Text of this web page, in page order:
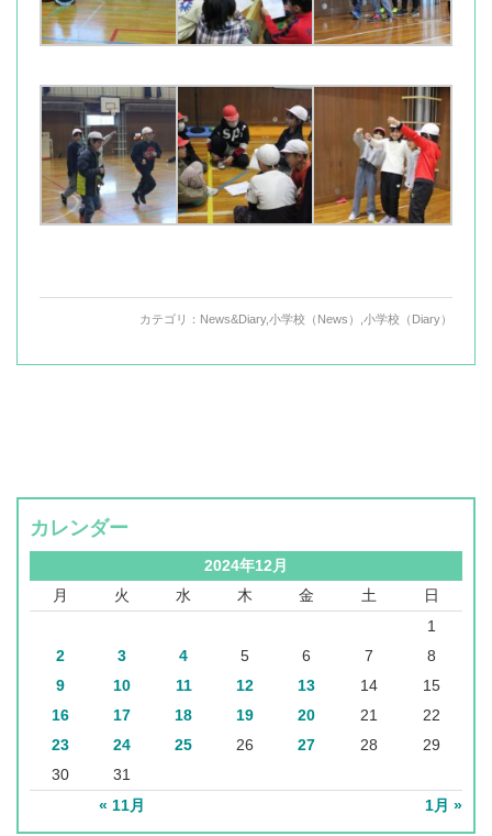
カテゴリ： News&Diary,小学校（News） 小学校（Diary）
カレンダー
2024年12月
月
火 水 木 金 土 日
« 11月 1月 »
1
2
3 4 5 6 7
8
9
10 11 12 13 14
15
16
17 18 19 20 21
22
23
24 25 26 27 28
29
30
31